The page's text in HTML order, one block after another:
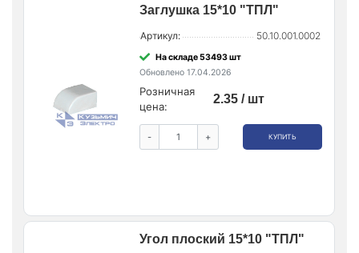
Заглушка 15*10 "ТПЛ"
Артикул: 50.10.001.0002
На складе 53493 шт
Обновлено 17.04.2026
Розничная
цена:
2.35 / шт
- + КУПИТЬ
Угол плоский 15*10 "ТПЛ"